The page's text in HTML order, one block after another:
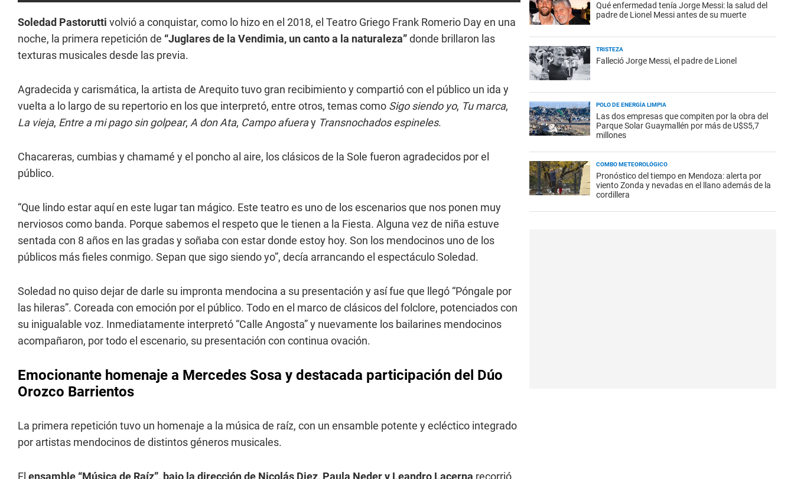
Soledad Pastorutti volvió a conquistar, como lo hizo en el 2018, el Teatro Griego Frank Romerio Day en una
noche, la primera repetición de “Juglares de la Vendimia, un canto a la naturaleza”donde brillaron las
texturas musicales desde las previa.
Agradecida y carismática, la artista de Arequito tuvo gran recibimiento y compartió con el público un ida y
vuelta a lo largo de su repertorio en los que interpretó, entre otros, temas como Sigo siendo yo, Tu marca,
La vieja, Entre a mi pago sin golpear, A don Ata, Campo afueray Transnochados espineles.
Chacareras, cumbias y chamamé y el poncho al aire, los clásicos de la Sole fueron agradecidos por el
público.
“Que lindo estar aquí en este lugar tan mágico. Este teatro es uno de los escenarios que nos ponen muy
nerviosos como banda. Porque sabemos el respeto que le tienen a la Fiesta. Alguna vez de niña estuve
sentada con 8 años en las gradas y soñaba con estar donde estoy hoy. Son los mendocinos uno de los
públicos más fieles conmigo. Sepan que sigo siendo yo”, decía arrancando el espectáculo Soledad.
Soledad no quiso dejar de darle su impronta mendocina a su presentación y así fue que llegó “Póngale por
las hileras”. Coreada con emoción por el público. Todo en el marco de clásicos del folclore, potenciados con
su inigualable voz. Inmediatamente interpretó “Calle Angosta” y nuevamente los bailarines mendocinos
acompañaron, por todo el escenario, su presentación con continua ovación.
Emocionante homenaje a Mercedes Sosa y destacada participación del Dúo
Orozco Barrientos
La primera repetición tuvo un homenaje a la música de raíz, con un ensamble potente y ecléctico integrado
por artistas mendocinos de distintos géneros musicales.
El ensamble “Música de Raíz”, bajo la dirección de Nicolás Diez, Paula Neder y Leandro Lacerna recorrió
Qué enfermedad tenía Jorge Messi: la salud del
padre de Lionel Messi antes de su muerte
TRISTEZA
Falleció Jorge Messi, el padre de Lionel
POLO DE ENERGÍA LIMPIA
Las dos empresas que compiten por la obra del
Parque Solar Guaymallén por más de U$S5,7
millones
COMBO METEOROLÓGICO
Pronóstico del tiempo en Mendoza: alerta por
viento Zonda y nevadas en el llano además de la
cordillera